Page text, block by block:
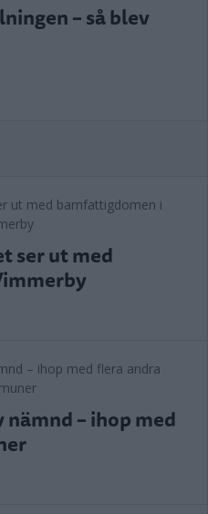
– så blev
ser ut med
– ihop med